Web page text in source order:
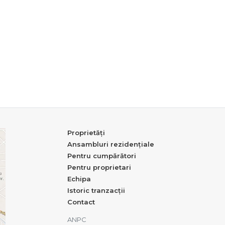
Proprietăți
Ansambluri rezidențiale
Pentru cumpărători
Pentru proprietari
Echipa
Istoric tranzacții
Contact
ANPC